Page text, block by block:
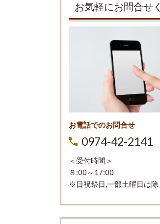
お気軽にお問合せ
お電話でのお問合せ
0974-42-2141
＜受付時間＞
８:00～17:00
※日祝祭日,一部土曜日は除